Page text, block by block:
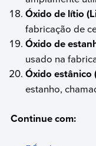
Óxido de lítio
fabricação de
Óxido de
usado na
Óxido estânico
estanho,
Continue com: